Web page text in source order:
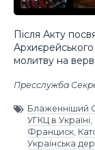
Після Акту
молитву на
Пресслужба
Блаженніший
УГКЦ в Україні,
Франциск,
Українська